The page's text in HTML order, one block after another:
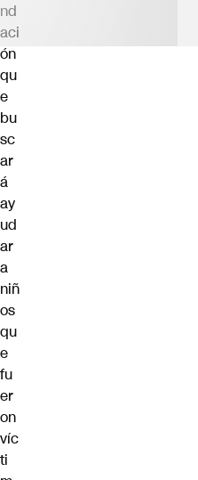
nd
aci
ón
qu
e
bu
sc
ar
á
ay
ud
ar
a
niñ
os
qu
e
fu
er
on
víc
ti